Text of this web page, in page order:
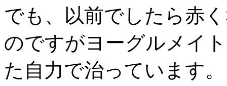
でも、以前でしたら赤
のですがヨーグルメイ
た自力で治っています